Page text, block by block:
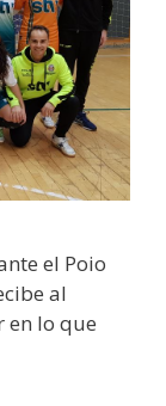
el Poio
al
en lo que